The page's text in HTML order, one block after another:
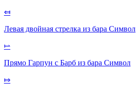
⤆
Левая двойная стрелка из бара Символ
⥛
Прямо Гарпун с Барб из бара Символ
⤇